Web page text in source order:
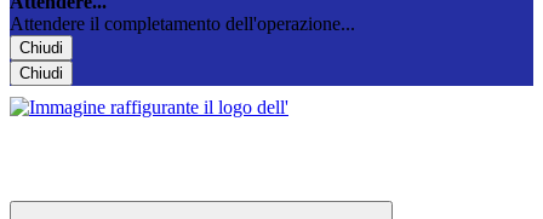
Attendere il completamento dell'operazione...
Chiudi
Chiudi